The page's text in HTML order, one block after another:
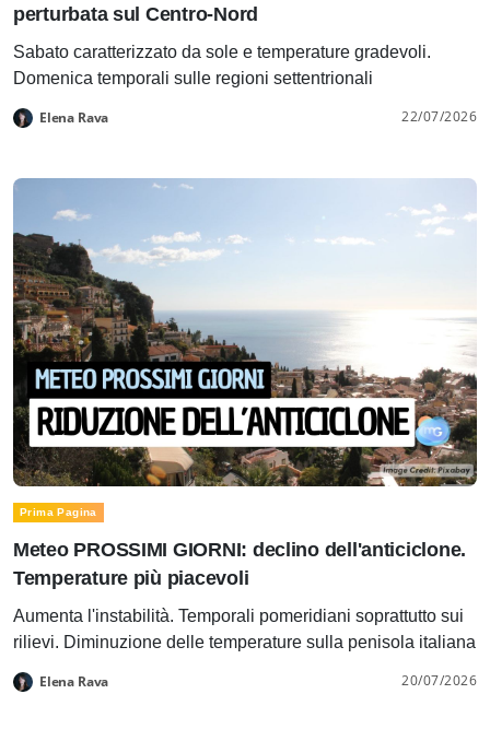
perturbata sul Centro-Nord
Sabato caratterizzato da sole e temperature gradevoli.
Domenica temporali sulle regioni settentrionali
Elena Rava 22/07/2026
Prima Pagina
Meteo PROSSIMI GIORNI: declino dell'anticiclone.
Temperature più piacevoli
Aumenta l'instabilità. Temporali pomeridiani soprattutto sui
rilievi. Diminuzione delle temperature sulla penisola italiana
Elena Rava 20/07/2026